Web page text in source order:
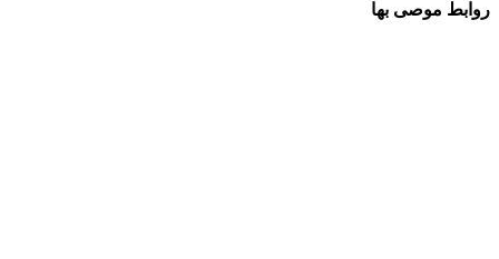
روابط موصى بها